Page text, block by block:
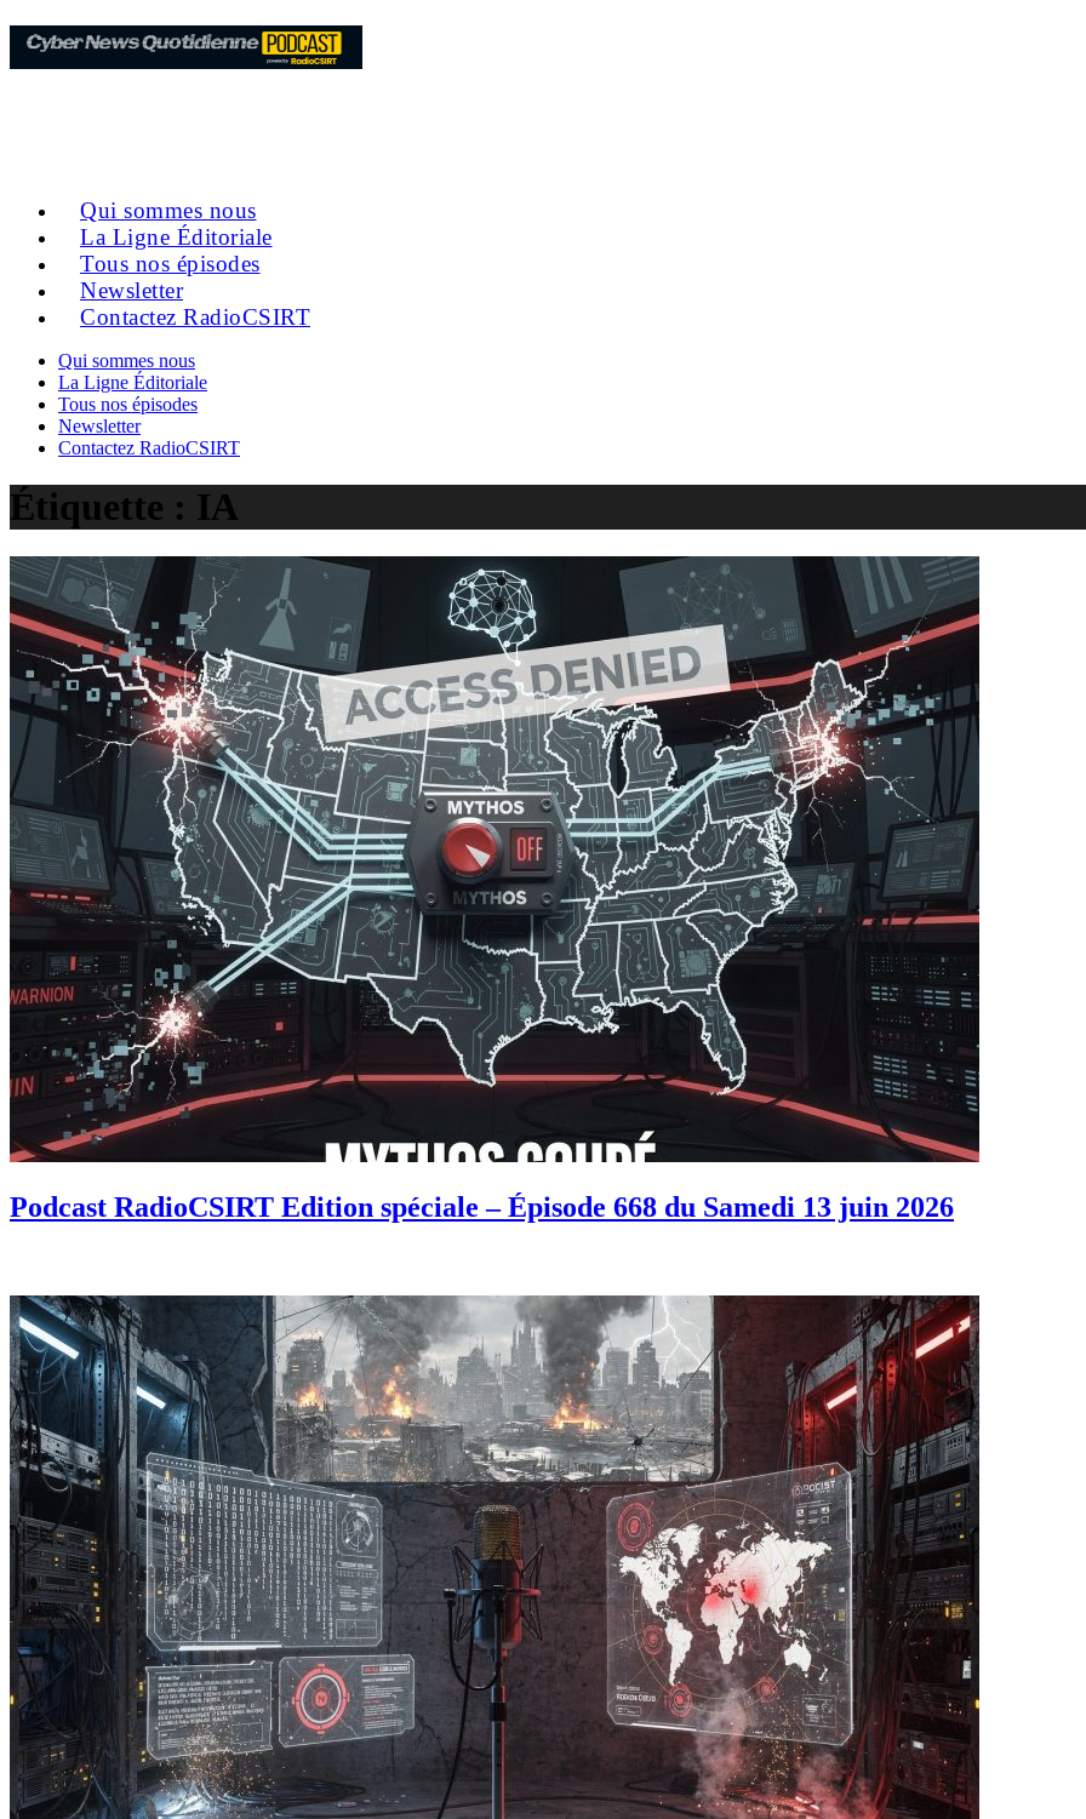
Qui sommes nous
La Ligne Éditoriale
Tous nos épisodes
Newsletter
Contactez RadioCSIRT
Qui sommes nous
La Ligne Éditoriale
Tous nos épisodes
Newsletter
Contactez RadioCSIRT
Étiquette : IA
Podcast RadioCSIRT Edition spéciale – Épisode 668 du Samedi 13 juin 2026